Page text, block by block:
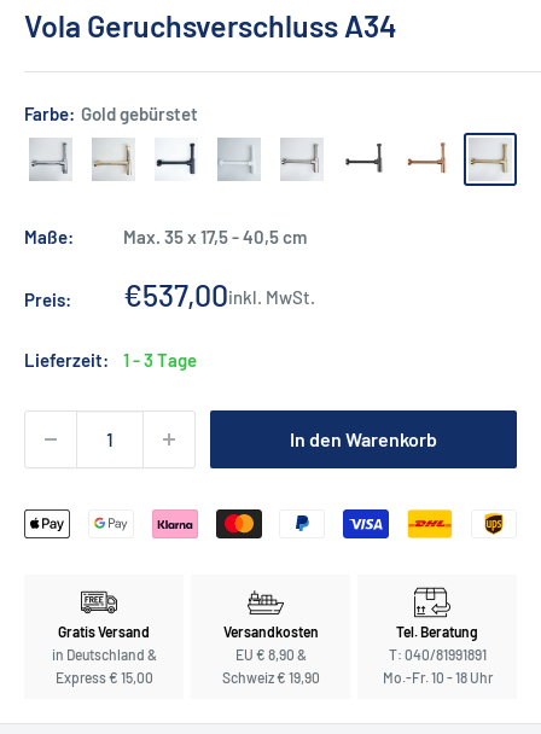
Vola Geruchsverschluss A34
Farbe: Gold gebürstet
Chrom
Messing
poliert
Schwarz
matt
Weiß
matt
Edelstahl
gebürstet
SchwarzKupfer
gebürstet
Gold
Maße: Max. 35 x 17,5 - 40,5 cm
Preis: Sonderpreis
€537,00inkl. MwSt.
Lieferzeit: 1 - 3 Tage
In den Warenkorb
Gratis Versand
in Deutschland &
Express € 15,00
Versandkosten
EU € 8,90 &
Schweiz € 19,90
Tel. Beratung
T: 040/81991891
Mo.-Fr. 10 - 18 Uhr